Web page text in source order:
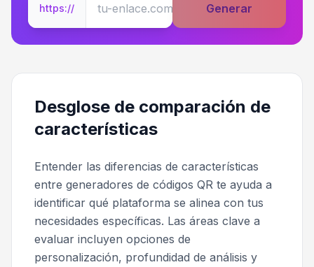
https:// Generar
Desglose de comparación de
características
Entender las diferencias de características
entre generadores de códigos QR te ayuda a
identificar qué plataforma se alinea con tus
necesidades específicas. Las áreas clave a
evaluar incluyen opciones de
personalización, profundidad de análisis y